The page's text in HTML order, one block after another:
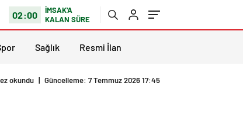
02:00
İMSAK'A
KALAN SÜRE
Sağlık Resmi İlan
okundu | Güncelleme: 7 Temmuz 2026 17:45